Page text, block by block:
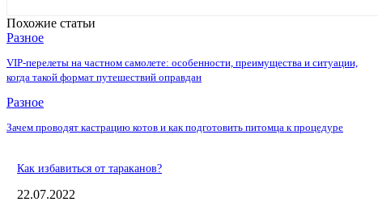
Похожие статьи
Разное
VIP-перелеты на частном самолете: особенности, преимущества и ситуации,
когда такой формат путешествий оправдан
Разное
Зачем проводят кастрацию котов и как подготовить питомца к процедуре
Как избавиться от тараканов?
22.07.2022